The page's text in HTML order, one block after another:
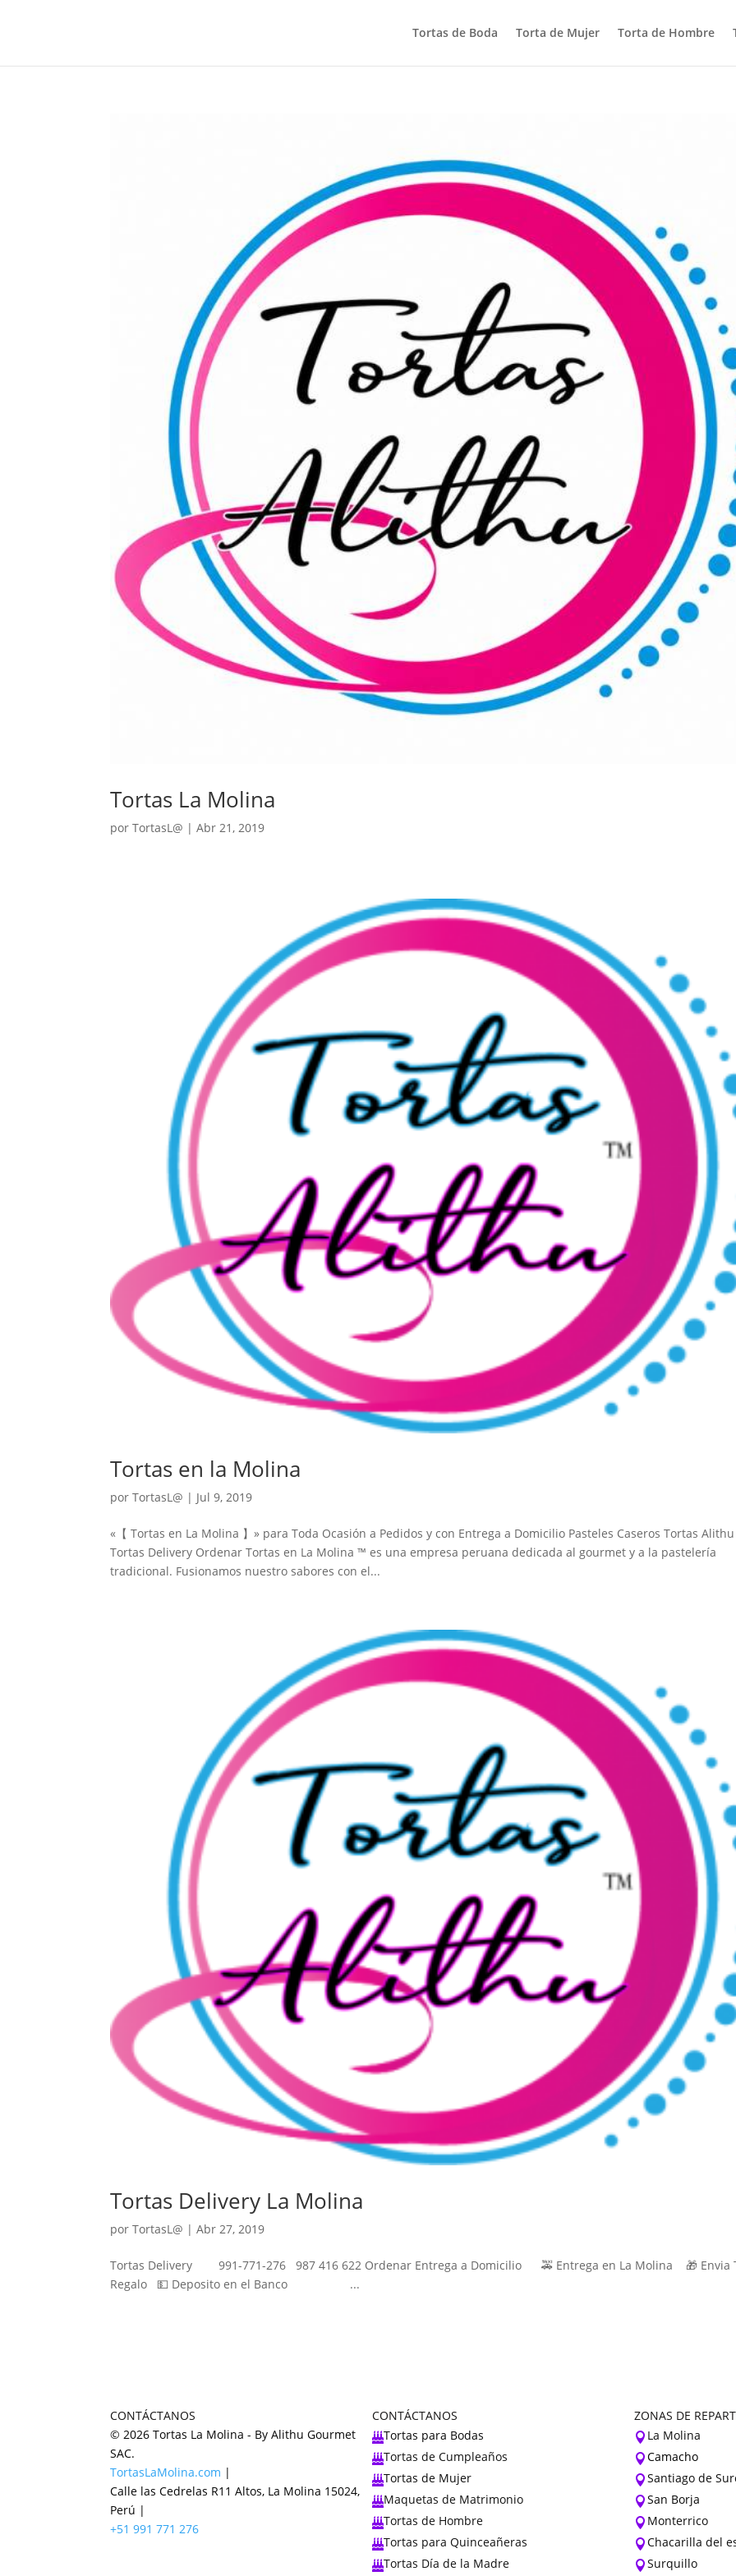
Tortas de Boda Torta de Mujer Torta de Hombre
Tortas La Molina
porTortasL@ |Abr 21, 2019
Tortas en la Molina
porTortasL@ | Jul 9, 2019
«【 Tortas en La Molina 】» para Toda Ocasión a Pedidos y con Entrega a Domicilio Pasteles Caseros Tortas
Tortas Delivery Ordenar Tortas en La Molina ™ es una empresa peruana dedicada al gourmet y a la pastelería
tradicional. Fusionamos nuestro sabores con el...
Tortas Delivery La Molina
porTortasL@ |Abr 27, 2019
Tortas Delivery 991-771-276 987 416 622 Ordenar Entrega a Domicilio 🚕 Entrega en La Molina 🎁 Envia
Regalo 💵 Deposito en el Banco ...
CONTÁCTANOS
© 2026 Tortas La Molina - By Alithu Gourmet
SAC.
TortasLaMolina.com |
Calle las Cedrelas R11 Altos, La Molina 15024,
Perú |
+51 991 771 276
CONTÁCTANOS
Tortas para Bodas
Tortas de Cumpleaños
Tortas de Mujer
Maquetas de Matrimonio
Tortas de Hombre
Tortas para Quinceañeras
Tortas Día de la Madre
ZONAS DE
 La Molina
Camacho
Santiago de
San Borja
 Monterrico
Chacarilla del
Surquillo